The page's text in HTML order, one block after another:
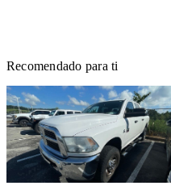
Recomendado para ti